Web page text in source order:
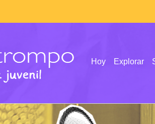
Hoy Explorar